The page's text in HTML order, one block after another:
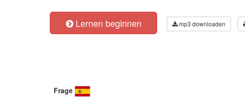
Lernen beginnen mp3 downloaden
Frage